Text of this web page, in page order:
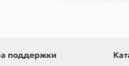
поддержки